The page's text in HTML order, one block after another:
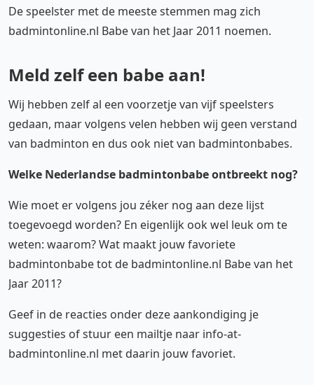
De speelster met de meeste stemmen mag zich
badmintonline.nl Babe van het Jaar 2011 noemen.
Meld zelf een babe aan!
Wij hebben zelf al een voorzetje van vijf speelsters
gedaan, maar volgens velen hebben wij geen verstand
van badminton en dus ook niet van badmintonbabes.
Welke Nederlandse badmintonbabe ontbreekt nog?
Wie moet er volgens jou zéker nog aan deze lijst
toegevoegd worden? En eigenlijk ook wel leuk om te
weten: waarom? Wat maakt jouw favoriete
badmintonbabe tot de badmintonline.nl Babe van het
Jaar 2011?
Geef in de reacties onder deze aankondiging je
suggesties of stuur een mailtje naar info-at-
badmintonline.nl met daarin jouw favoriet.